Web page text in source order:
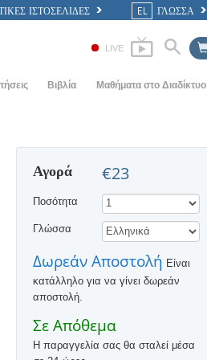
ΙΣΤΟΣΕΛΊΔΕΣ EL ΓΛΩΣΣΑ
LIVE
Βιβλία
Ηχογραφημένα Βιβλία
Οι Εισαγωγικές Διαλέξεις
Φιλμ
Μαθήματα στο Διαδίκτυο
ΤΑ ΔΥΝΑΜΙΚΑ ΤΗΣ ΥΠΑΡΞΗΣ
ΤΑ ΣΥΣΤΑΤΙΚΑ ΤΗΣ ΚΑΤΑΝΟΗΣΗΣ
ΛΥΣΕΙΣ ΓΙΑ ΕΝΑ ΕΠΙΚΙΝΔΥΝΟ
ΣΩΜΑΤΙΚΕΣ ΒΛΑΒΕΣ
ΑΚΕΡΑΙΟΤΗΤΑ ΚΑΙ ΤΙΜΙΟΤΗΤΑ
Ο ΓΑΜΟΣ
Η ΤΟΝΙΚΗ ΚΛΙΜΑΚΑ ΤΩΝ
Αγορά €23
Ποσότητα
Γλώσσα
Δωρεάν Αποστολή Είναι
κατάλληλο για να γίνει δωρεάν
αποστολή.
Σε Απόθεμα
Η παραγγελία σας θα σταλεί μέσα